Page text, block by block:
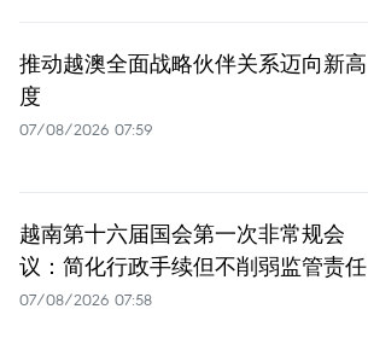
推动越澳全面战略伙伴关系迈向新高
度
07/08/2026 07:59
越南第十六届国会第一次非常规会
议：简化行政手续但不削弱监管责任
07/08/2026 07:58